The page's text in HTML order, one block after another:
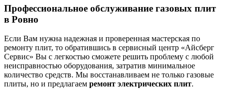
Профессиональное обслуживание газовых плит
в Ровно
Если Вам нужна надежная и проверенная мастерская по
ремонту плит, то обратившись в сервисный центр «Айсберг
Сервис» Вы с легкостью сможете решить проблему с любой
неисправностью оборудования, затратив минимальное
количество средств. Мы восстанавливаем не только газовые
плиты, но и предлагаем ремонт электрических плит.